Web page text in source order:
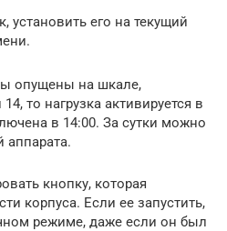
установить его на текущий
опущены на шкале,
то нагрузка активируется в
в 14:00. За сутки можно
аппарата.
кнопку, которая
корпуса. Если ее запустить,
режиме, даже если он был